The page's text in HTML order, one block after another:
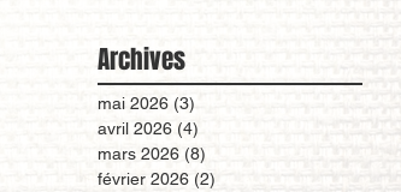
Archives
mai 2026 (3)
avril 2026 (4)
mars 2026 (8)
février 2026 (2)